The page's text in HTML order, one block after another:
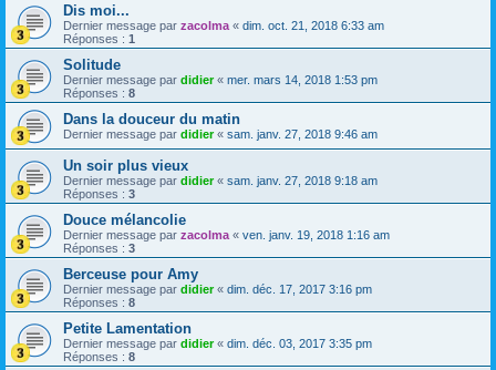
Dis moi...
Dernier message par zacolma « dim. oct. 21, 2018 6:33 am
Réponses : 1
Solitude
Dernier message par didier« mer. mars 14, 2018 1:53 pm
Réponses : 8
Dans la douceur du matin
Dernier message par didier« sam. janv. 27, 2018 9:46 am
Un soir plus vieux
Dernier message par didier« sam. janv. 27, 2018 9:18 am
Réponses : 3
Douce mélancolie
Dernier message par zacolma « ven. janv. 19, 2018 1:16 am
Réponses : 3
Berceuse pour Amy
Dernier message par didier« dim. déc. 17, 2017 3:16 pm
Réponses : 8
Petite Lamentation
Dernier message par didier« dim. déc. 03, 2017 3:35 pm
Réponses : 8